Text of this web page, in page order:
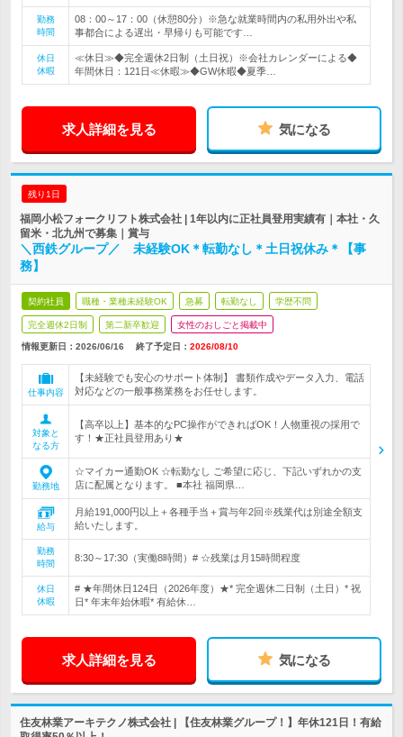
勤務
時間
08：00～17：00（休憩80分）※急な就業時間内の私用外出や私
事都合による遅出・早帰りも可能です…
休日
休暇
≪休日≫◆完全週休2日制（土日祝）※会社カレンダーによる◆
年間休日：121日≪休暇≫◆GW休暇◆夏季…
求人詳細を見る 気になる
残り1日
福岡小松フォークリフト株式会社 | 1年以内に正社員登用実績有｜本社・久
留米・北九州で募集｜賞与
＼西鉄グループ／ 未経験OK＊転勤なし＊土日祝休み＊【事
務】
契約社員 職種・業種未経験OK 急募 転勤なし 学歴不問
完全週休2日制 第二新卒歓迎 女性のおしごと掲載中
情報更新日：2026/06/16 終了予定日： 2026/08/10
仕事内容
【未経験でも安心のサポート体制】 書類作成やデータ入力、電話
対応などの一般事務業務をお任せします。
対象と
なる方
【高卒以上】基本的なPC操作ができればOK！人物重視の採用で
す！★正社員登用あり★
勤務地
☆マイカー通勤OK ☆転勤なし ご希望に応じ、下記いずれかの支
店に配属となります。 ■本社 福岡県…
給与
月給191,000円以上＋各種手当＋賞与年2回※残業代は別途全額支
給いたします。
勤務
時間
8:30～17:30（実働8時間）# ☆残業は月15時間程度
休日
休暇
# ★年間休日124日（2026年度）★* 完全週休二日制（土日）* 祝
日* 年末年始休暇* 有給休…
求人詳細を見る 気になる
住友林業アーキテクノ株式会社 | 【住友林業グループ！】年休121日！有給